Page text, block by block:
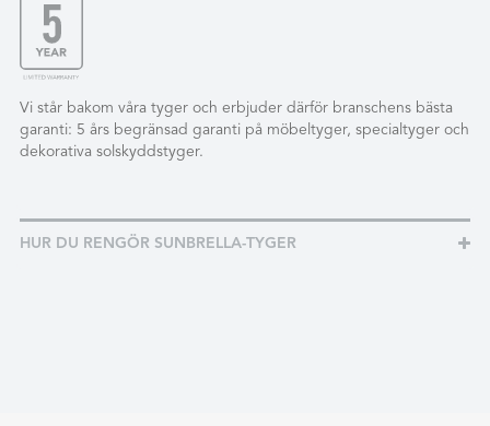
Vi står bakom våra tyger och erbjuder därför branschens bästa
garanti: 5 års begränsad garanti på möbeltyger, specialtyger och
dekorativa solskyddstyger.
HUR DU RENGÖR SUNBRELLA-TYGER